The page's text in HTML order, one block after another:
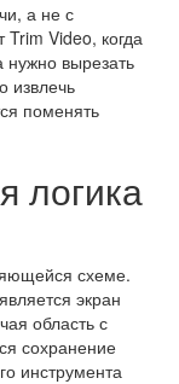
а не с
Video, когда
нужно вырезать
извлечь
поменять
логика
схеме.
экран
область с
сохранение
инструмента